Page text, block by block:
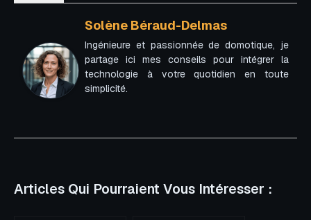
Solène Béraud-Delmas
Ingénieure et passionnée de domotique, je
partage ici mes conseils pour intégrer la
technologie à votre quotidien en toute
simplicité.
Articles Qui Pourraient Vous Intéresser :